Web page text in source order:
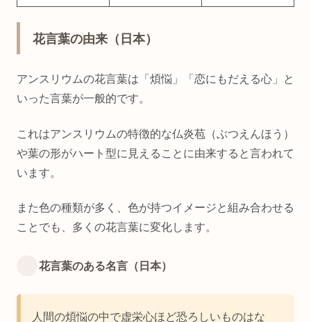
花言葉の由来（日本）
アンスリウムの花言葉は「煩悩」「恋にもだえる心」と
いった言葉が一般的です。
これはアンスリウムの特徴的な仏炎苞（ぶつえんほう）
や葉の形がハート型に見えることに由来すると言われて
います。
また色の種類が多く、色が持つイメージと組み合わせる
ことでも、多くの花言葉に変化します。
花言葉のある名言（日本）
人間の煩悩の中で虚栄心ほど恐ろしいものはな